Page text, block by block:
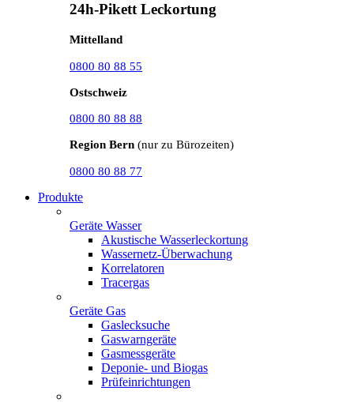
24h-Pikett Leckortung
Mittelland
0800 80 88 55
Ostschweiz
0800 80 88 88
Region Bern (nur zu Bürozeiten)
0800 80 88 77
Produkte
Geräte Wasser
Akustische Wasserleckortung
Wassernetz-Überwachung
Korrelatoren
Tracergas
Geräte Gas
Gaslecksuche
Gaswarngeräte
Gasmessgeräte
Deponie- und Biogas
Prüfeinrichtungen